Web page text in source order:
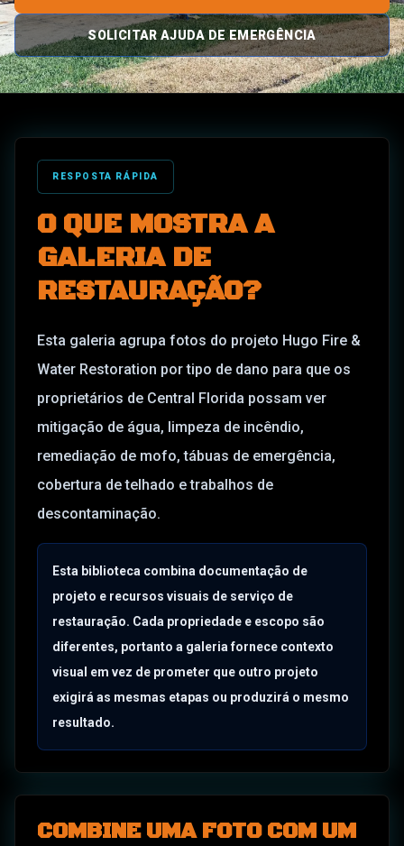
SOLICITAR AJUDA DE EMERGÊNCIA
RESPOSTA RÁPIDA
O QUE MOSTRA A
GALERIA DE
RESTAURAÇÃO?
Esta galeria agrupa fotos do projeto Hugo Fire &
Water Restoration por tipo de dano para que os
proprietários de Central Florida possam ver
mitigação de água, limpeza de incêndio,
remediação de mofo, tábuas de emergência,
cobertura de telhado e trabalhos de
descontaminação.
Esta biblioteca combina documentação de
projeto e recursos visuais de serviço de
restauração. Cada propriedade e escopo são
diferentes, portanto a galeria fornece contexto
visual em vez de prometer que outro projeto
exigirá as mesmas etapas ou produzirá o mesmo
resultado.
COMBINE UMA FOTO COM UM